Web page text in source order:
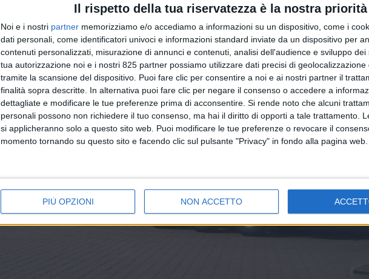
Il rispetto della tua riservatezza è la nostra priorità
Noi e i nostri partner memorizziamo e/o accediamo a informazioni su un dispositivo, come i
dati personali, come identificatori univoci e informazioni standard inviate da un dispositivo per
contenuti personalizzati, misurazione di annunci e contenuti, analisi dell'audience e sviluppo dei
tua autorizzazione noi e i nostri 825 partner possiamo utilizzare dati precisi di geolocalizzazione
tramite la scansione del dispositivo. Puoi fare clic per consentire a noi e ai nostri partner il
finalità sopra descritte. In alternativa puoi fare clic per negare il consenso o accedere a
dettagliate e modificare le tue preferenze prima di acconsentire. Si rende noto che alcuni
personali possono non richiedere il tuo consenso, ma hai il diritto di opporti a tale trattamento.
si applicheranno solo a questo sito web. Puoi modificare le tue preferenze o revocare il
momento tornando su questo sito e facendo clic sul pulsante "Privacy" in fondo alla pagina web.
PIÙ OPZIONI NON ACCETTO